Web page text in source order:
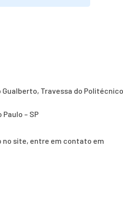
Gualberto, Travessa do
Paulo – SP
no site, entre em contato em